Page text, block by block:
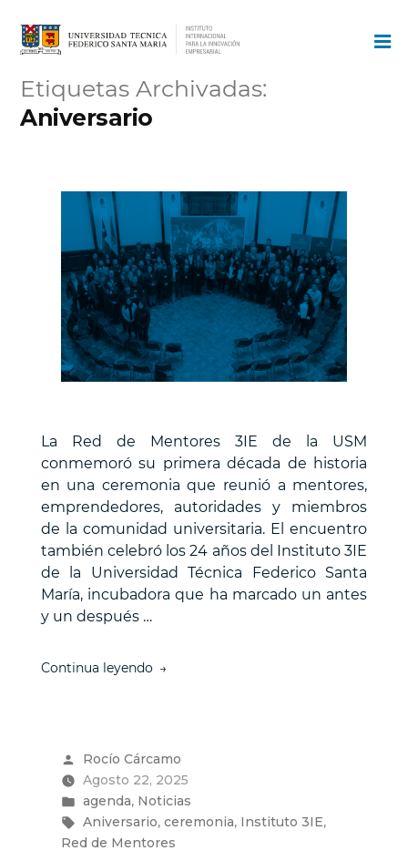
contenido
Etiquetas Archivadas:
Aniversario
La Red de Mentores 3IE de la USM
conmemoró su primera década de historia
en una ceremonia que reunió a mentores,
emprendedores, autoridades y miembros
de la comunidad universitaria. El encuentro
también celebró los 24 años del Instituto 3IE
de la Universidad Técnica Federico Santa
María, incubadora que ha marcado un antes
y un después …
Continua leyendo“Red
celebró
sus
10
años
junto
Publicado
por
Rocío Cárcamo
Agosto 22, 2025
Publicado
en
agenda, Noticias
Etiquetas:
Aniversario, ceremonia, Instituto 3IE,
Red de Mentores